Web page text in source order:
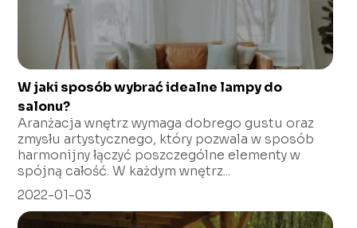
W jaki sposób wybrać idealne lampy do
salonu?
Aranżacja wnętrz wymaga dobrego gustu oraz
zmysłu artystycznego, który pozwala w sposób
harmonijny łączyć poszczególne elementy w
spójną całość. W każdym wnętrz...
2022-01-03